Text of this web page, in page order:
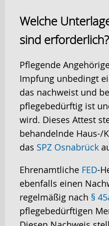
Welche
sind erforderlich?
Pflegende
Impfung unbedingt
das nachweist und
pflegebedürftig ist
wird. Dieses Attest
behandelnde Haus-/
das SPZ Osnabrück
Ehrenamtliche FED-
ebenfalls einen
regelmäßig nach §
pflegebedürftigen